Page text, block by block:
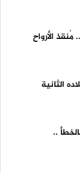
الأرواح
الثانية
..